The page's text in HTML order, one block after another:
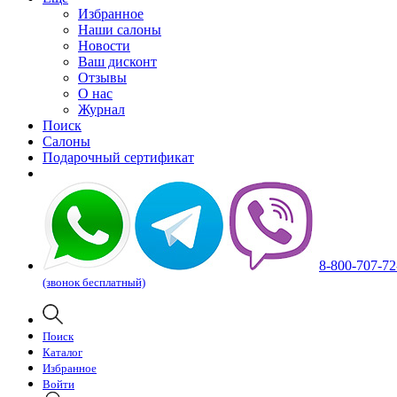
Избранное
Наши салоны
Новости
Ваш дисконт
Отзывы
О нас
Журнал
Поиск
Салоны
Подарочный сертификат
8-800-707-
(звонок бесплатный)
Поиск
Каталог
Избранное
Войти